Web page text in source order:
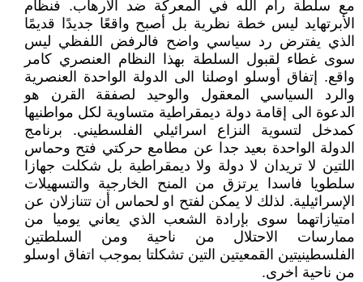
مع سلطة رام الله في المعركة ضد الارهاب. فنظام
الأبرتهايد ليس خطة نظرية بل أصبح واقعًا جديدًا قديمًا
الذي يفترض رد سياسي واضح فالرفض اللفظي ليس
سوى غطاء لقبول السلطة بهذا النظام العنصري كامر
واقع. إتفاق أوسلو اوصلنا الى الدولة الواحدة العنصرية
والرد السياسي المعقول والوحيد لصفقة القرن هو
الدعوة الى إقامة دولة ديمقراطية متساوية لكل مواطنيها
كمدخل لتسوية النزاع اسرائيلي الفلسطيني. برنامج
الدولة الواحدة بعيد جدا عن مطامع حركتي فتح وحماس
اللتين لا تريدان لا دولة ولا ديمقراطية بل شكلت جهازا
سلطويا فاسدا يرتزق من المنح الخارجية والتسهيلات
الإسرائيلية. لذلك لا يمكن لفتح او لحماس أن تتنازلان عن
امتيازاتهما سوى بإرادة الشعب الذي يعاني يوميا من
ممارسات الاحتلال من ناحية ومن السلطتين
الفلسطينيتين القمعيتين التين تشكلتا بموجب اتفاق اوسلو
من ناحية اخرى.